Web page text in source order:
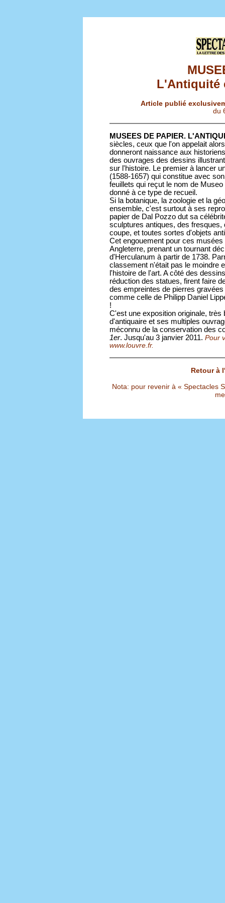
L'Antiquité
Article publié
du
MUSEES DE PAPIER.
siècles, ceux que l'on appelait
donneront naissance aux
des ouvrages des dessins
sur l'histoire. Le premier à lancer
(1588-1657) qui constitue avec
feuillets qui reçut le nom de
donné à ce type de recueil.
Si la botanique, la zoologie et la
ensemble, c'est surtout à ses
papier de Dal Pozzo dut sa
sculptures antiques, des
coupe, et toutes sortes d'objets
Cet engouement pour ces
Angleterre, prenant un tournant
d'Herculanum à partir de 1738.
classement n'était pas le moindre
l'histoire de l'art. A côté des
réduction des statues, firent faire
des empreintes de pierres
comme celle de Philipp Daniel
!
C'est une exposition originale,
d'antiquaire et ses multiples
méconnu de la conservation des
1er. Jusqu'au 3 janvier 2011. Pour
www.louvre.fr.
Retour à
Nota: pour revenir à « Spectacles